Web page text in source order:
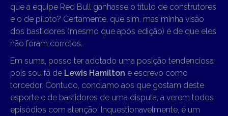
que a equipe Red Bull ganhasse o título de construtores
e o de piloto? Certamente, que sim, mas minha visão
dos bastidores (mesmo que após edição) é de que eles
não foram corretos.
Em suma, posso ter adotado uma posição tendenciosa
pois sou fã de Lewis Hamilton e escrevo como
torcedor. Contudo, conclamo aos que gostam deste
esporte e de bastidores de uma disputa, a verem todos
episódios com atenção. Inquestionavelmente, é um